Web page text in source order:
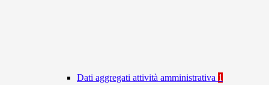
Dati aggregati attività amministrativa 1